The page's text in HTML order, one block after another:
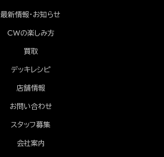
最新情報・お知らせ
CWの楽しみ方
買取
デッキレシピ
店舗情報
お問い合わせ
スタッフ募集
会社案内